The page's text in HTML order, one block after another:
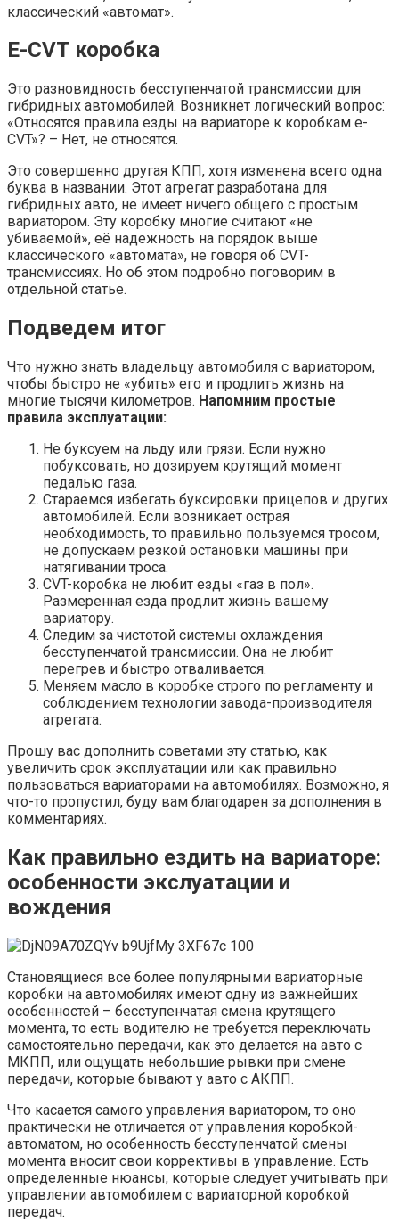
классический «автомат».
E-CVT коробка
Это разновидность бесступенчатой трансмиссии для
гибридных автомобилей. Возникнет логический вопрос:
«Относятся правила езды на вариаторе к коробкам e-
CVT»? – Нет, не относятся.
Это совершенно другая КПП, хотя изменена всего одна
буква в названии. Этот агрегат разработана для
гибридных авто, не имеет ничего общего с простым
вариатором. Эту коробку многие считают «не
убиваемой», её надежность на порядок выше
классического «автомата», не говоря об CVT-
трансмиссиях. Но об этом подробно поговорим в
отдельной статье.
Подведем итог
Что нужно знать владельцу автомобиля с вариатором,
чтобы быстро не «убить» его и продлить жизнь на
многие тысячи километров. Напомним простые
правила эксплуатации:
Не буксуем на льду или грязи. Если нужно
побуксовать, но дозируем крутящий момент
педалью газа.
Стараемся избегать буксировки прицепов и других
автомобилей. Если возникает острая
необходимость, то правильно пользуемся тросом,
не допускаем резкой остановки машины при
натягивании троса.
CVT-коробка не любит езды «газ в пол».
Размеренная езда продлит жизнь вашему
вариатору.
Следим за чистотой системы охлаждения
бесступенчатой трансмиссии. Она не любит
перегрев и быстро отваливается.
Меняем масло в коробке строго по регламенту и
соблюдением технологии завода-производителя
агрегата.
Прошу вас дополнить советами эту статью, как
увеличить срок эксплуатации или как правильно
пользоваться вариаторами на автомобилях. Возможно, я
что-то пропустил, буду вам благодарен за дополнения в
комментариях.
Как правильно ездить на вариаторе:
особенности экслуатации и
вождения
Становящиеся все более популярными вариаторные
коробки на автомобилях имеют одну из важнейших
особенностей – бесступенчатая смена крутящего
момента, то есть водителю не требуется переключать
самостоятельно передачи, как это делается на авто с
МКПП, или ощущать небольшие рывки при смене
передачи, которые бывают у авто с АКПП.
Что касается самого управления вариатором, то оно
практически не отличается от управления коробкой-
автоматом, но особенность бесступенчатой смены
момента вносит свои коррективы в управление. Есть
определенные нюансы, которые следует учитывать при
управлении автомобилем с вариаторной коробкой
передач.